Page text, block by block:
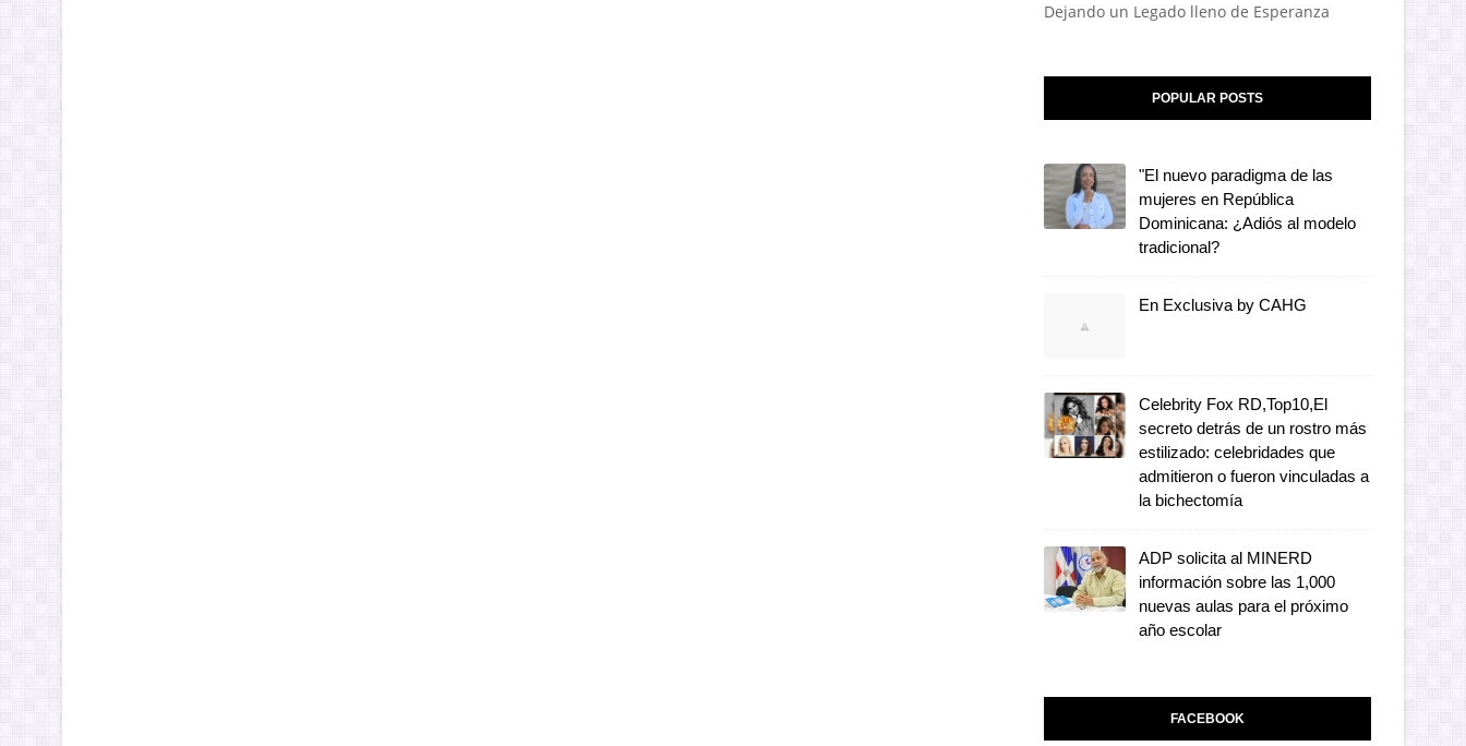
Dejando un Legado lleno de Esperanza
POPULAR POSTS
"El nuevo paradigma de las
mujeres en República
Dominicana: ¿Adiós al modelo
tradicional?
En Exclusiva by CAHG
Celebrity Fox RD,Top10,El
secreto detrás de un rostro más
estilizado: celebridades que
admitieron o fueron vinculadas a
la bichectomía
ADP solicita al MINERD
información sobre las 1,000
nuevas aulas para el próximo
año escolar
FACEBOOK